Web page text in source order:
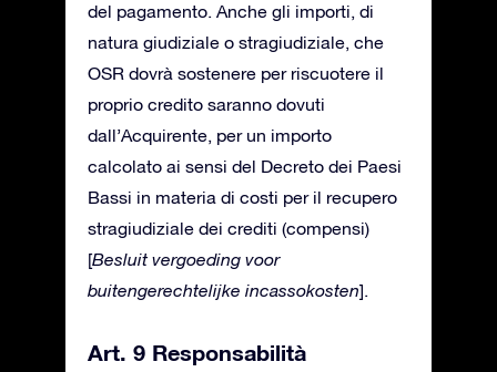
del pagamento. Anche gli importi, di
natura giudiziale o stragiudiziale, che
OSR dovrà sostenere per riscuotere il
proprio credito saranno dovuti
dall’Acquirente, per un importo
calcolato ai sensi del Decreto dei Paesi
Bassi in materia di costi per il recupero
stragiudiziale dei crediti (compensi)
[Besluit vergoeding voor
buitengerechtelijke incassokosten].
Art. 9 Responsabilità